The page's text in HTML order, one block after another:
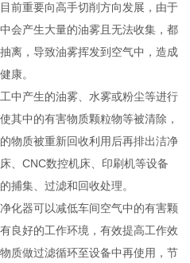
前重要向高手切削方向发展，由于
会产生大量的油雾且无法收集，都
离，导致油雾挥发到空气中，造成
康。
中产生的油雾、水雾或粉尘等进行
其中的有害物质颗粒物等被清除，
物质被重新回收利用后再排出洁净
、CNC数控机床、印刷机等设备
捕集、过滤和回收处理。
化器可以减低车间空气中的有害颗
良好的工作环境，有效提高工作效
质做过滤循环至设备中再使用，节